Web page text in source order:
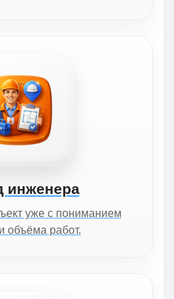
инженера
уже с пониманием
объёма работ.